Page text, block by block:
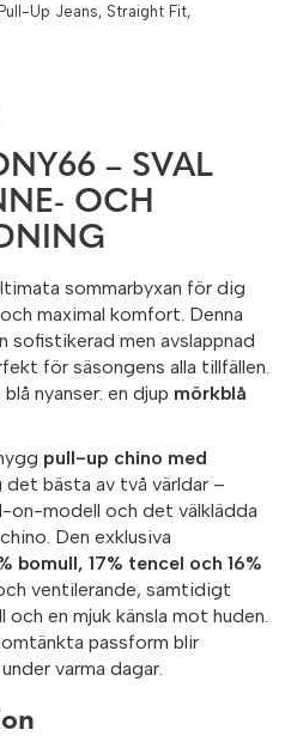
Pull-Up Jeans, Straight Fit,
– SVAL
OCH
sommarbyxan för dig
maximal komfort. Denna
sofistikerad men avslappnad
för säsongens alla tillfällen.
nyanser: en djup mörkblå
pull-up chino med
bästa av två världar –
on-modell och det välklädda
Den exklusiva
bomull, 17% tencel och 16%
ventilerande, samtidigt
en mjuk känsla mot huden.
passform blir
varma dagar.